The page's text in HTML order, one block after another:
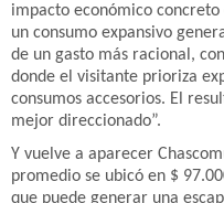
impacto económico concreto
un consumo expansivo
de un gasto más racional,
donde el visitante prioriza
consumos accesorios. El
mejor direccionado”.
Y vuelve a aparecer
promedio se ubicó en $
que puede generar una